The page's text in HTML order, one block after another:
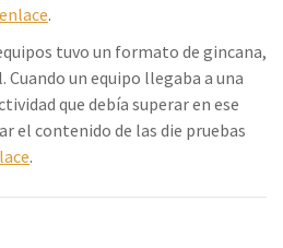
.
tuvo un formato de gincana,
un equipo llegaba a una
que debía superar en ese
el contenido de las die pruebas
.